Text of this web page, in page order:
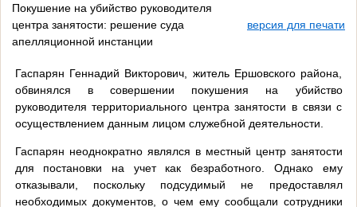
Покушение на убийство руководителя
центра занятости: решение суда
апелляционной инстанции
версия для печати
Гаспарян Геннадий Викторович, житель Ершовского района,
обвинялся в совершении покушения на убийство
руководителя территориального центра занятости в связи с
осуществлением данным лицом служебной деятельности.
Гаспарян неоднократно являлся в местный центр занятости
для постановки на учет как безработного. Однако ему
отказывали, поскольку подсудимый не предоставлял
необходимых документов, о чем ему сообщали сотрудники